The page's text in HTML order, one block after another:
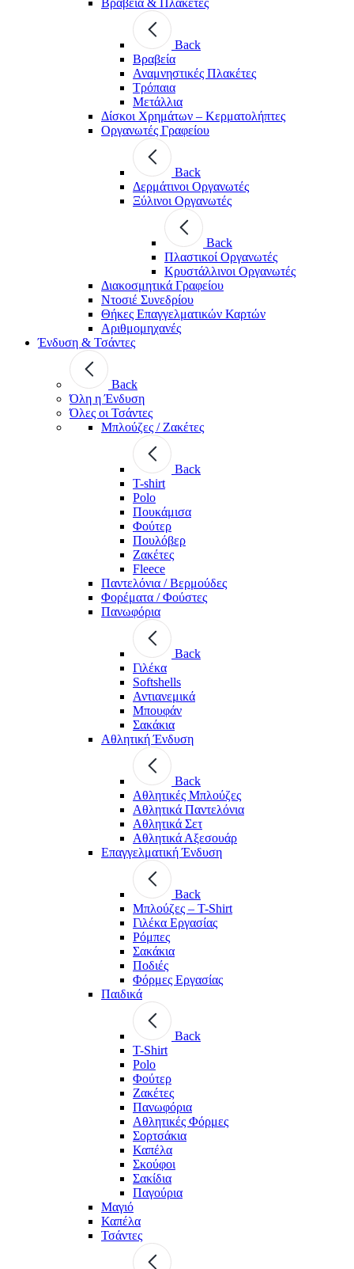
Back
Βραβεία
Αναμνηστικές Πλακέτες
Τρόπαια
Μετάλλια
Δίσκοι Χρημάτων – Κερματολήπτες
Οργανωτές Γραφείου
Back
Δερμάτινοι Οργανωτές
Ξύλινοι Οργανωτές
Back
Πλαστικοί Οργανωτές
Κρυστάλλινοι Οργανωτές
Διακοσμητικά Γραφείου
Ντοσιέ Συνεδρίου
Θήκες Επαγγελματικών Καρτών
Αριθμομηχανές
Ένδυση & Τσάντες
Back
Όλη η Ένδυση
Όλες οι Τσάντες
Μπλούζες / Ζακέτες
Back
T-shirt
Polo
Πουκάμισα
Φούτερ
Πουλόβερ
Ζακέτες
Fleece
Παντελόνια / Βερμούδες
Φορέματα / Φούστες
Πανωφόρια
Back
Γιλέκα
Softshells
Αντιανεμικά
Μπουφάν
Σακάκια
Αθλητική Ένδυση
Back
Aθλητικές Μπλούζες
Αθλητικά Παντελόνια
Αθλητικά Σετ
Αθλητικά Αξεσουάρ
Επαγγελματική Ένδυση
Back
Μπλούζες – T-Shirt
Γιλέκα Εργασίας
Ρόμπες
Σακάκια
Ποδιές
Φόρμες Εργασίας
Παιδικά
Back
T-Shirt
Polo
Φούτερ
Ζακέτες
Πανωφόρια
Αθλητικές Φόρμες
Σορτσάκια
Καπέλα
Σκούφοι
Σακίδια
Παγούρια
Μαγιό
Καπέλα
Τσάντες